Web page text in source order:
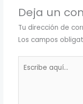
Deja un
Tu dirección de
Los campos